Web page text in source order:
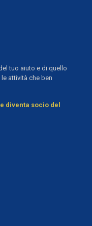
tuo aiuto e di quello
attività che ben
diventa socio del